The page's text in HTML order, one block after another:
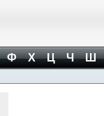
Ф Х Ц Ч Ш